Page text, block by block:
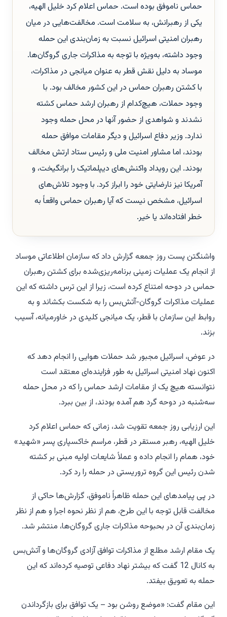
حماس ناموفق بوده است. حماس اعلام کرد خلیل الهیه،
یکی از رهبرانش، به سلامت است. مخالفت‌هایی در میان
رهبران امنیتی اسرائیل نسبت به زمان‌بندی این حمله
وجود داشته، به‌ویژه با توجه به مذاکرات جاری گروگان‌ها.
موساد به دلیل نقش قطر به عنوان میانجی در مذاکرات،
با کشتن رهبران حماس در این کشور مخالف بود. با
وجود حملات، هیچ‌کدام از رهبران ارشد حماس کشته
نشدند و شواهدی از حضور آنها در محل حمله وجود
ندارد. وزیر دفاع اسرائیل و دیگر مقامات موافق حمله
بودند، اما مشاور امنیت ملی و رئیس ستاد ارتش مخالف
بودند. این رویداد واکنش‌های دیپلماتیک را برانگیخت، و
آمریکا نیز نارضایتی خود را ابراز کرد. با وجود تلاش‌های
اسرائیل، مشخص نیست که آیا رهبران حماس واقعاً به
خطر افتاده‌اند یا خیر.
واشنگتن پست روز جمعه گزارش داد که سازمان اطلاعاتی موساد
از انجام یک عملیات زمینی برنامه‌ریزی‌شده برای کشتن رهبران
حماس در دوحه امتناع کرده است، زیرا از این ترس داشته که این
عملیات مذاکرات گروگان-آتش‌بس را به شکست بکشاند و به
روابط این سازمان با قطر، یک میانجی کلیدی در خاورمیانه، آسیب
بزند.
در عوض، اسرائیل مجبور شد حملات هوایی را انجام دهد که
اکنون نهاد امنیتی اسرائیل به طور فزاینده‌ای معتقد است
نتوانسته هیچ یک از مقامات ارشد حماس را که در محل حمله
سه‌شنبه در دوحه گرد هم آمده بودند، از بین ببرد.
این ارزیابی روز جمعه تقویت شد، زمانی که حماس اعلام کرد
خلیل الهیه، رهبر مستقر در قطر، مراسم خاکسپاری پسر «شهید»
خود، همام را انجام داده و عملاً شایعات اولیه مبنی بر کشته
شدن رئیس این گروه تروریستی در حمله را رد کرد.
در پی پیامدهای این حمله ظاهراً ناموفق، گزارش‌ها حاکی از
مخالفت قابل توجه با این طرح، هم از نظر نحوه اجرا و هم از نظر
زمان‌بندی آن در بحبوحه مذاکرات جاری گروگان‌ها، منتشر شد.
یک مقام ارشد مطلع از مذاکرات توافق آزادی گروگان‌ها و آتش‌بس
به کانال 12 گفت که بیشتر نهاد دفاعی توصیه کرده‌اند که این
حمله به تعویق بیفتد.
این مقام گفت: «موضع روشن بود – یک توافق برای بازگرداندن